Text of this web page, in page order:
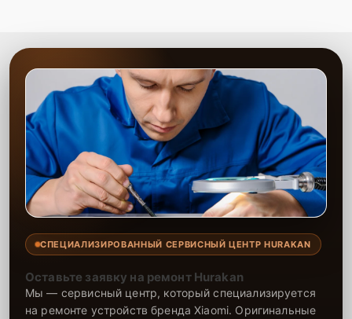
СПЕЦИАЛИЗИРОВАННЫЙ СЕРВИСНЫЙ ЦЕНТР HURAKAN
Оставьте заявку на ремонт Hurakan
Мы — сервисный центр, который специализируется
на ремонте устройств бренда Xiaomi. Оригинальные